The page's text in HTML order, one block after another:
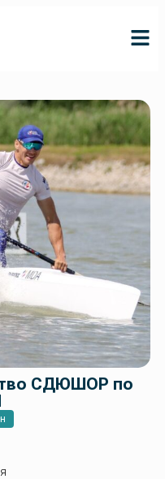
RO
RU
EN
СДЮШОР по